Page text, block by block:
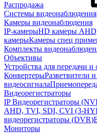
Распродажа
Системы видеонаблюдения
Камеры видеонаблюдения
IP-камерыHD камеры
камерыКамеры спец
Комплекты
Объективы
Устройства для передачи
КонвертерыРазветвители
видеосигнала
Видеорегистраторы
IP Видеорегистраторы
AHD, TVI, SDI, CVI (3-
видеорегистраторы (DVR)
Мониторы